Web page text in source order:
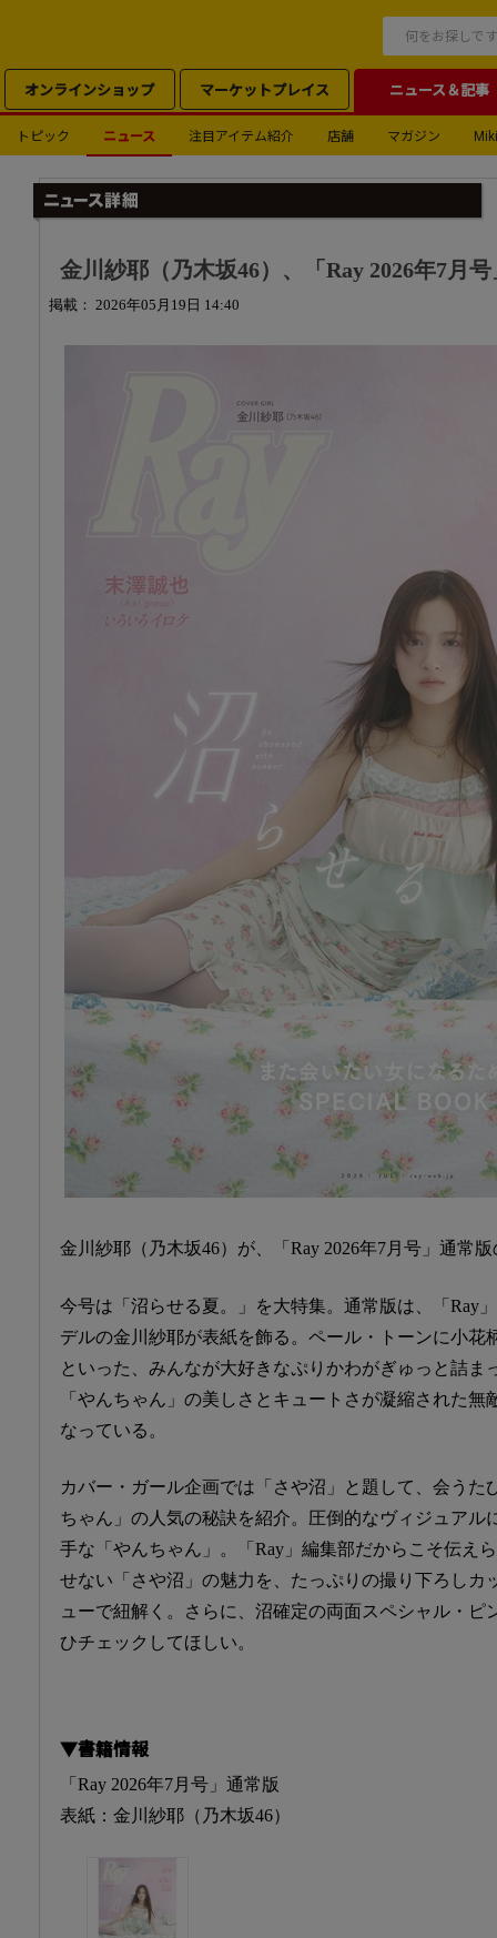
オンラインショップ マーケットプレイス ニュース＆記事
トピック ニュース 注目アイテム紹介 店舗 マガジン
金川紗耶（乃木坂46）、「Ray 2026年7月
掲載： 2026年05月19日 14:40
金川紗耶（乃木坂46）が、「Ray 2026年7月号」通常
今号は「沼らせる夏。」を大特集。通常版は、「Ray
デルの金川紗耶が表紙を飾る。ペール・トーンに小花
といった、みんなが大好きなぷりかわがぎゅっと詰ま
「やんちゃん」の美しさとキュートさが凝縮された
なっている。
カバー・ガール企画では「さや沼」と題して、会うた
ちゃん」の人気の秘訣を紹介。圧倒的なヴィジュアル
手な「やんちゃん」。「Ray」編集部だからこそ伝え
せない「さや沼」の魅力を、たっぷりの撮り下ろしカ
ューで紐解く。さらに、沼確定の両面スペシャル・ピ
ひチェックしてほしい。
▼書籍情報
「Ray 2026年7月号」通常版
表紙：金川紗耶（乃木坂46）